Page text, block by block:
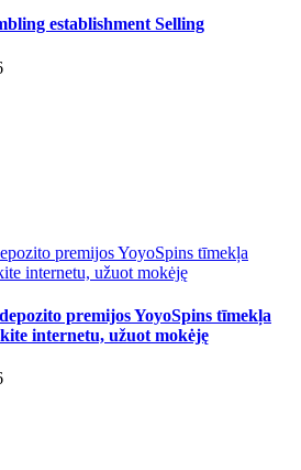
establishment Selling
premijos YoyoSpins tīmekļa
internetu, užuot mokėję
premijos YoyoSpins tīmekļa
internetu, užuot mokėję